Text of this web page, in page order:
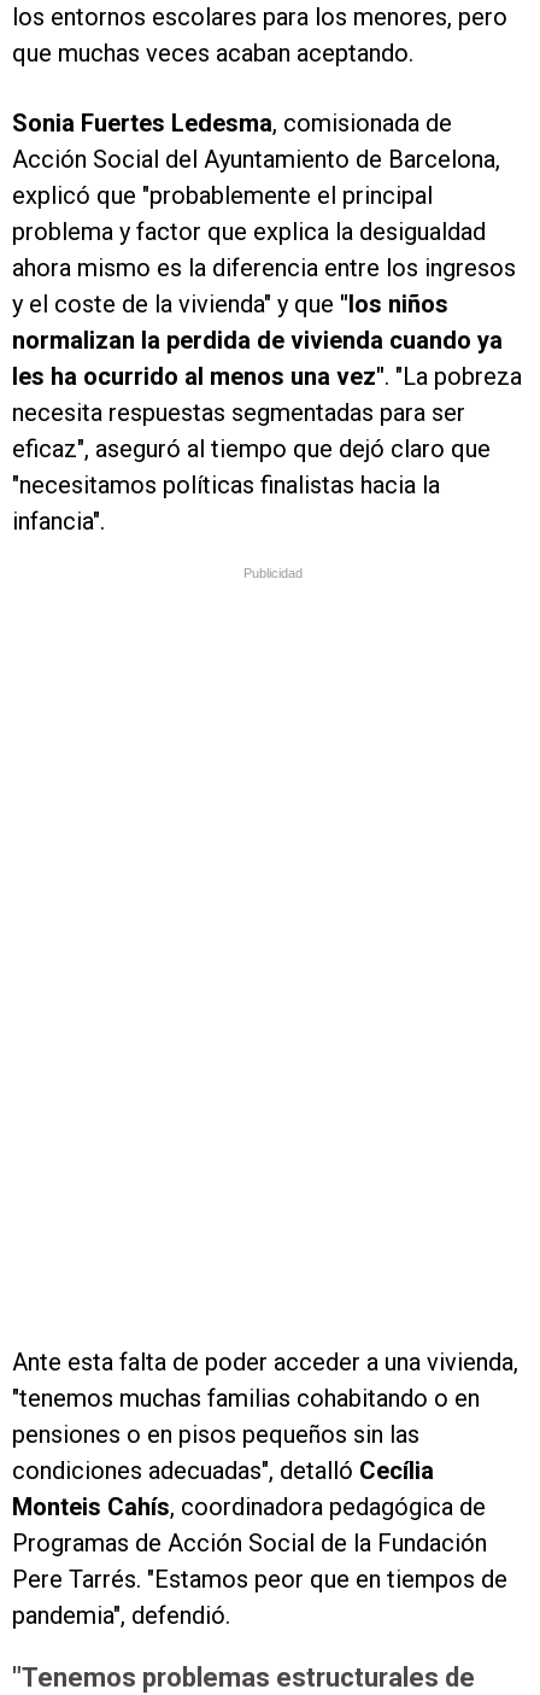
los entornos escolares para los menores, pero
que muchas veces acaban aceptando.
Sonia Fuertes Ledesma, comisionada de
Acción Social del Ayuntamiento de Barcelona,
explicó que "probablemente el principal
problema y factor que explica la desigualdad
ahora mismo es la diferencia entre los ingresos
y el coste de la vivienda" y que "los niños
normalizan la perdida de vivienda cuando ya
les ha ocurrido al menos una vez". "La pobreza
necesita respuestas segmentadas para ser
eficaz", aseguró al tiempo que dejó claro que
"necesitamos políticas finalistas hacia la
infancia".
Publicidad
Ante esta falta de poder acceder a una vivienda,
"tenemos muchas familias cohabitando o en
pensiones o en pisos pequeños sin las
condiciones adecuadas", detalló Cecília
Monteis Cahís, coordinadora pedagógica de
Programas de Acción Social de la Fundación
Pere Tarrés. "Estamos peor que en tiempos de
pandemia", defendió.
"Tenemos problemas estructurales de